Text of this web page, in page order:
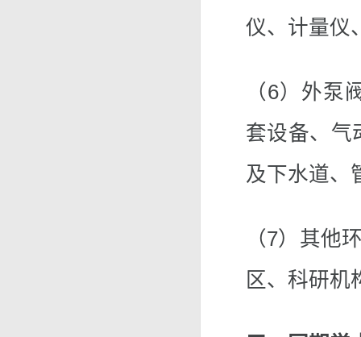
仪、计量仪
（6）外泵
套设备、气
及下水道、
（7）其他
区、科研机